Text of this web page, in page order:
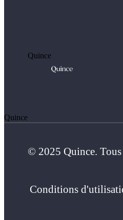
Quince
Quince
© 2025 Quince. Tous
Conditions